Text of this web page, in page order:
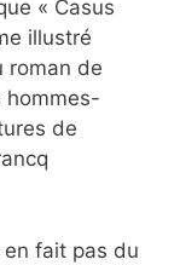
« Casus
illustré
roman de
hommes-
de
en fait pas du